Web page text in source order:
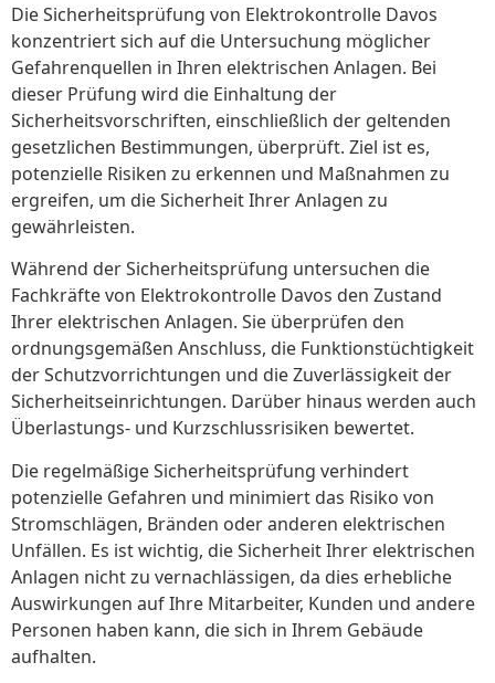
Die Sicherheitsprüfung von Elektrokontrolle Davos
konzentriert sich auf die Untersuchung möglicher
Gefahrenquellen in Ihren elektrischen Anlagen. Bei
dieser Prüfung wird die Einhaltung der
Sicherheitsvorschriften, einschließlich der geltenden
gesetzlichen Bestimmungen, überprüft. Ziel ist es,
potenzielle Risiken zu erkennen und Maßnahmen zu
ergreifen, um die Sicherheit Ihrer Anlagen zu
gewährleisten.
Während der Sicherheitsprüfung untersuchen die
Fachkräfte von Elektrokontrolle Davos den Zustand
Ihrer elektrischen Anlagen. Sie überprüfen den
ordnungsgemäßen Anschluss, die Funktionstüchtigkeit
der Schutzvorrichtungen und die Zuverlässigkeit der
Sicherheitseinrichtungen. Darüber hinaus werden auch
Überlastungs- und Kurzschlussrisiken bewertet.
Die regelmäßige Sicherheitsprüfung verhindert
potenzielle Gefahren und minimiert das Risiko von
Stromschlägen, Bränden oder anderen elektrischen
Unfällen. Es ist wichtig, die Sicherheit Ihrer elektrischen
Anlagen nicht zu vernachlässigen, da dies erhebliche
Auswirkungen auf Ihre Mitarbeiter, Kunden und andere
Personen haben kann, die sich in Ihrem Gebäude
aufhalten.